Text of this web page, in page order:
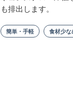
も排出します。
簡単・手軽 食材少な